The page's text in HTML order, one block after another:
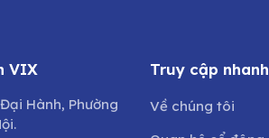
VIX
Hành, Phường
Truy cập nhanh
Về chúng tôi